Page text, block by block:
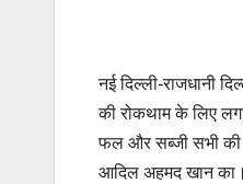
नई दिल्ली-राजधानी
की रोकथाम के लिए
फल और सब्जी सभी की
आदिल अहमद खान का।